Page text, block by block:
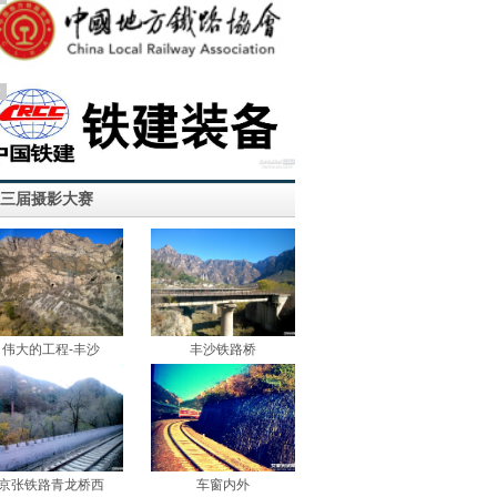
届摄影大赛
伟大的工程-丰沙 丰沙铁路桥
张铁路青龙桥西 车窗内外